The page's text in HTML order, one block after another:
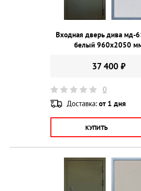
Входная дверь дива мд-
белый 960х2050
37 400 ₽
0
Доставка: от 1 дня
КУПИТЬ